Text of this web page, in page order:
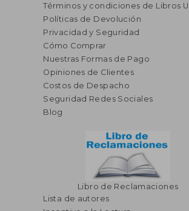
55%
dcto.
S/ 172,66
S/ 77,70
Términos y condiciones de Libros
Políticas de Devolución
Privacidad y Seguridad
Cómo Comprar
Nuestras Formas de Pago
Opiniones de Clientes
Costos de Despacho
Seguridad Redes Sociales
Blog
Libro de Reclamaciones
Lista de autores